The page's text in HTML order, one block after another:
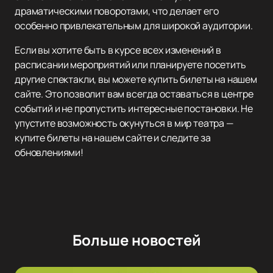
драматическими поворотами, что делает его
особенно привлекательным для широкой аудитории.
Если вы хотите быть в курсе всех изменений в
расписании мероприятий или планируете посетить
другие спектакли, вы можете купить билеты на нашем
сайте. Это позволит вам всегда оставаться в центре
событий и не пропустить интересные постановки. Не
упустите возможность окунуться в мир театра —
купите билеты на нашем сайте и следите за
обновлениями!
Больше новостей